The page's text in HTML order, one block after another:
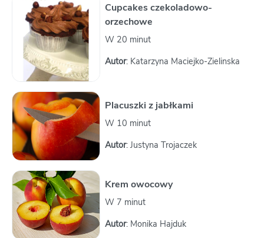
Cupcakes czekoladowo-
orzechowe
W 20 minut
Autor: Katarzyna Maciejko-Zielinska
Placuszki z jabłkami
W 10 minut
Autor: Justyna Trojaczek
Krem owocowy
W 7 minut
Autor: Monika Hajduk